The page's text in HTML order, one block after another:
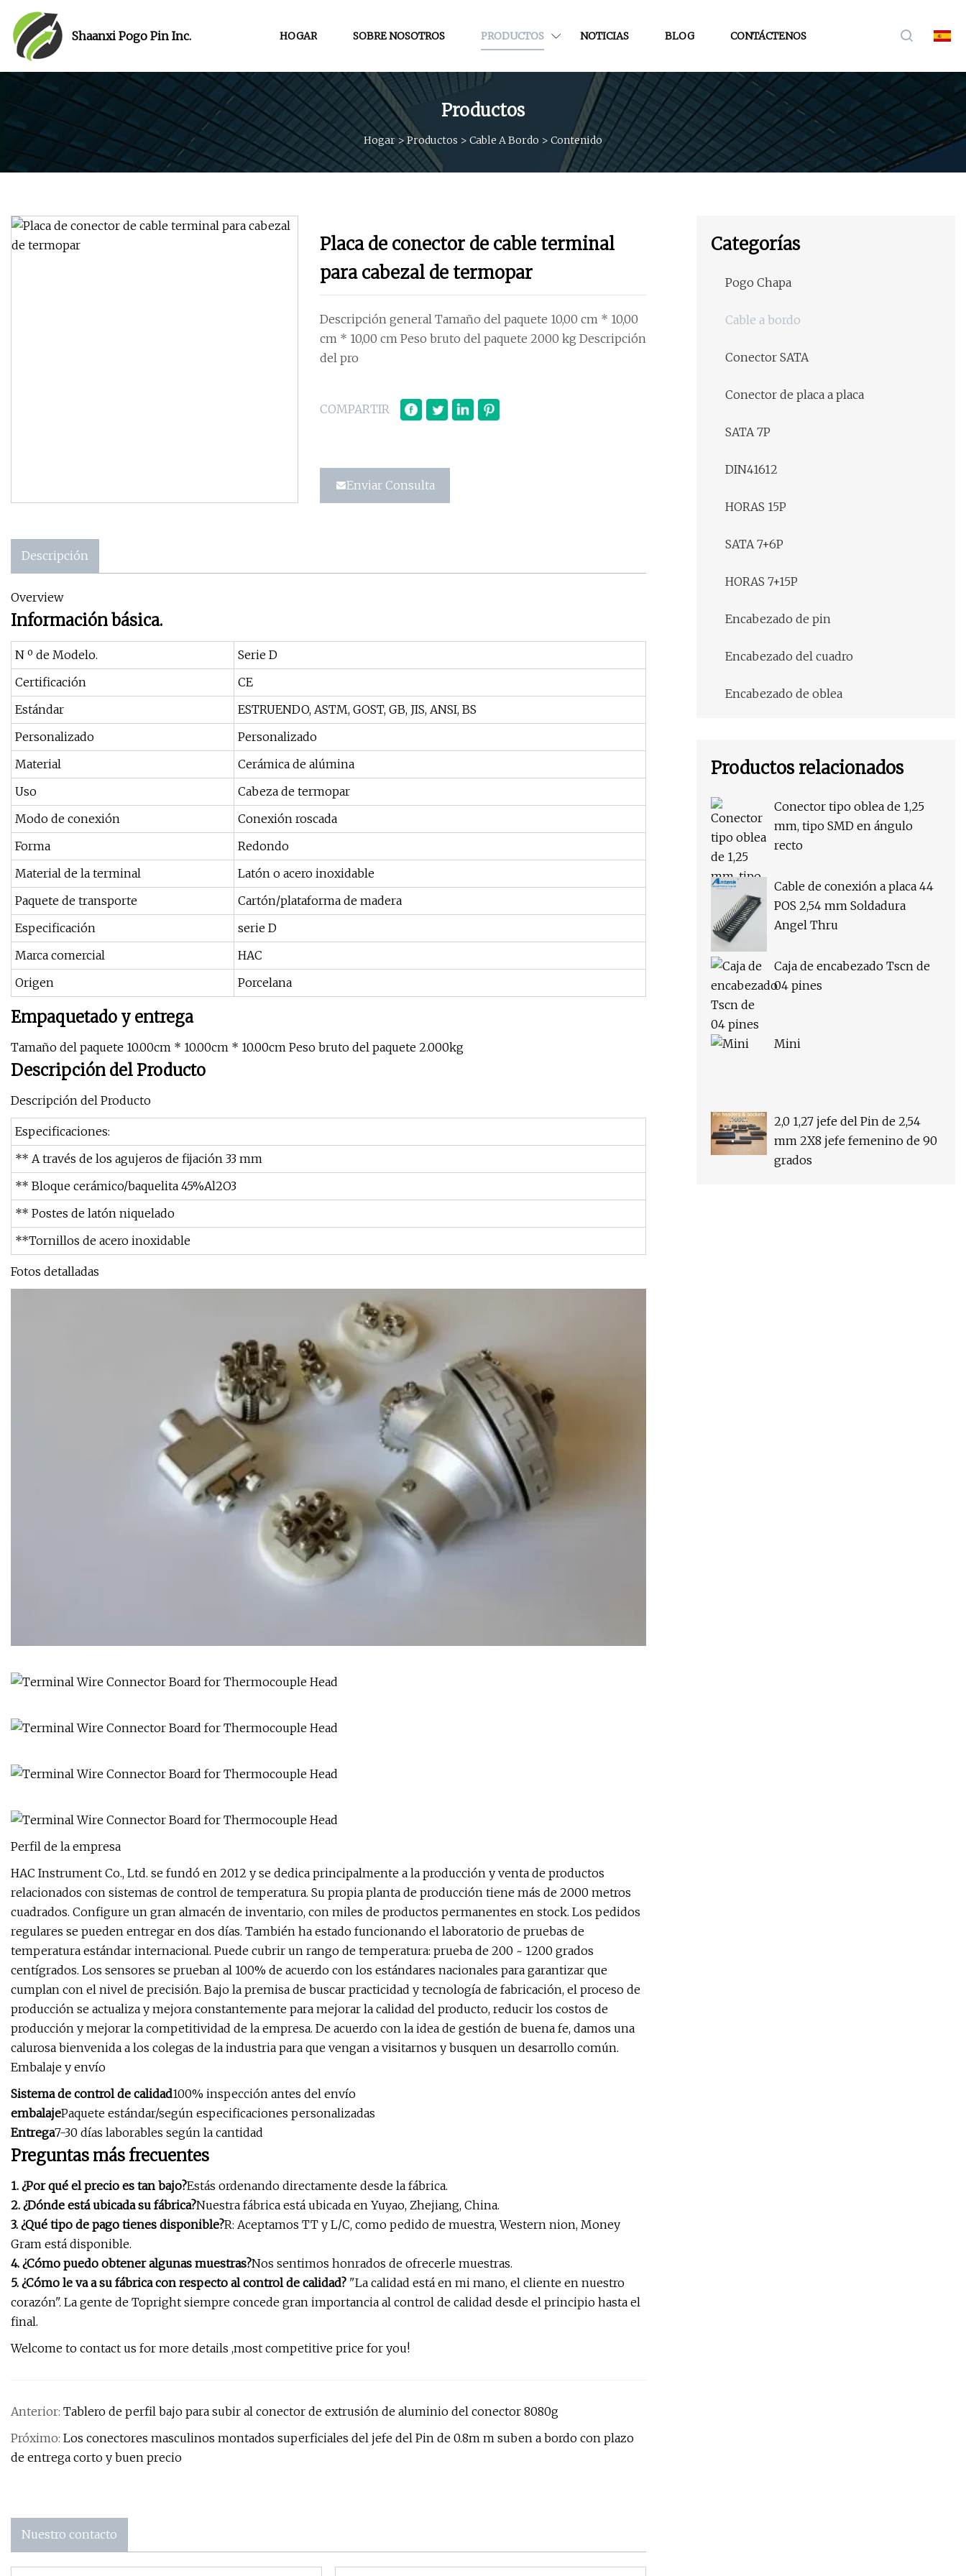
Shaanxi Pogo Pin Inc. HOGAR SOBRE NOSOTROS PRODUCTOS NOTICIAS BLOG CONTÁCTENOS
Productos
Hogar> Productos > Cable A Bordo > Contenido
Placa de conector de cable terminal
para cabezal de termopar
Descripción general Tamaño del paquete 10,00 cm * 10,00
cm * 10,00 cm Peso bruto del paquete 2000 kg Descripción
del pro
COMPARTIR
Enviar Consulta
Descripción
Overview
Información básica.
N º de Modelo.
Serie D
Certificación
CE
Estándar
ESTRUENDO, ASTM, GOST, GB, JIS, ANSI, BS
Personalizado
Personalizado
Material
Cerámica de alúmina
Uso
Cabeza de termopar
Modo de conexión
Conexión roscada
Forma
Redondo
Material de la terminal
Latón o acero inoxidable
Paquete de transporte
Cartón/plataforma de madera
Especificación
serie D
Marca comercial
HAC
Origen
Porcelana
Empaquetado y entrega
Tamaño del paquete 10.00cm * 10.00cm * 10.00cm Peso bruto del paquete 2.000kg
Descripción del Producto
Descripción del Producto
Especificaciones:
** A través de los agujeros de fijación 33 mm
** Bloque cerámico/baquelita 45%Al2O3
** Postes de latón niquelado
**Tornillos de acero inoxidable
Fotos detalladas
Perfil de la empresa
HAC Instrument Co., Ltd. se fundó en 2012 y se dedica principalmente a la producción y venta de productos
relacionados con sistemas de control de temperatura. Su propia planta de producción tiene más de 2000 metros
cuadrados. Configure un gran almacén de inventario, con miles de productos permanentes en stock. Los pedidos
regulares se pueden entregar en dos días. También ha estado funcionando el laboratorio de pruebas de
temperatura estándar internacional. Puede cubrir un rango de temperatura: prueba de 200 ~ 1200 grados
centígrados. Los sensores se prueban al 100% de acuerdo con los estándares nacionales para garantizar que
cumplan con el nivel de precisión. Bajo la premisa de buscar practicidad y tecnología de fabricación, el proceso de
producción se actualiza y mejora constantemente para mejorar la calidad del producto, reducir los costos de
producción y mejorar la competitividad de la empresa. De acuerdo con la idea de gestión de buena fe, damos una
calurosa bienvenida a los colegas de la industria para que vengan a visitarnos y busquen un desarrollo común.
Embalaje y envío
Sistema de control de calidad100% inspección antes del envío
embalajePaquete estándar/según especificaciones personalizadas
Entrega7-30 días laborables según la cantidad
Preguntas más frecuentes
1. ¿Por qué el precio es tan bajo?Estás ordenando directamente desde la fábrica.
2. ¿Dónde está ubicada su fábrica?Nuestra fábrica está ubicada en Yuyao, Zhejiang, China.
3. ¿Qué tipo de pago tienes disponible?R: Aceptamos TT y L/C, como pedido de muestra, Western nion, Money
Gram está disponible.
4. ¿Cómo puedo obtener algunas muestras?Nos sentimos honrados de ofrecerle muestras.
5. ¿Cómo le va a su fábrica con respecto al control de calidad? "La calidad está en mi mano, el cliente en nuestro
corazón". La gente de Topright siempre concede gran importancia al control de calidad desde el principio hasta el
final.
Welcome to contact us for more details ,most competitive price for you!
Anterior: Tablero de perfil bajo para subir al conector de extrusión de aluminio del conector 8080g
Próximo: Los conectores masculinos montados superficiales del jefe del Pin de 0.8m m suben a bordo con plazo
de entrega corto y buen precio
Nuestro contacto
Categorías
Pogo Chapa
Cable a bordo
Conector SATA
Conector de placa a placa
SATA 7P
DIN41612
HORAS 15P
SATA 7+6P
HORAS 7+15P
Encabezado de pin
Encabezado del cuadro
Encabezado de oblea
Productos relacionados
Conector tipo oblea de 1,25
mm, tipo SMD en ángulo
recto
Cable de conexión a placa 44
POS 2,54 mm Soldadura
Angel Thru
Caja de encabezado Tscn de
04 pines
Mini
2,0 1,27 jefe del Pin de 2,54
mm 2X8 jefe femenino de 90
grados